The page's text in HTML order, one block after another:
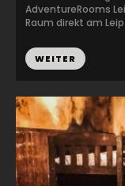
AdventureRooms
Raum direkt am
WEITER